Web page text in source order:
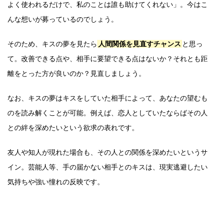
よく使われるだけで、私のことは誰も助けてくれない」。今はこ
んな想いが募っているのでしょう。
そのため、キスの夢を見たら 人間関係を見直すチャンス と思っ
て。改善できる点や、相手に要望できる点はないか？それとも距
離をとった方が良いのか？見直しましょう。
なお、キスの夢はキスをしていた相手によって、あなたの望むも
のを読み解くことが可能。例えば、恋人としていたならばその人
との絆を深めたいという欲求の表れです。
友人や知人が現れた場合も、その人との関係を深めたいというサ
イン。芸能人等、手の届かない相手とのキスは、現実逃避したい
気持ちや強い憧れの反映です。